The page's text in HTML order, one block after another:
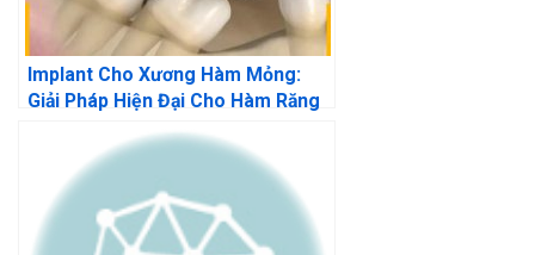
Implant Cho Xương Hàm Mỏng:
Giải Pháp Hiện Đại Cho Hàm Răng